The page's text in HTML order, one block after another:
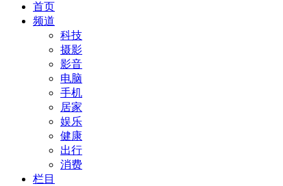
首页
频道
科技
摄影
影音
电脑
手机
居家
娱乐
健康
出行
消费
栏目